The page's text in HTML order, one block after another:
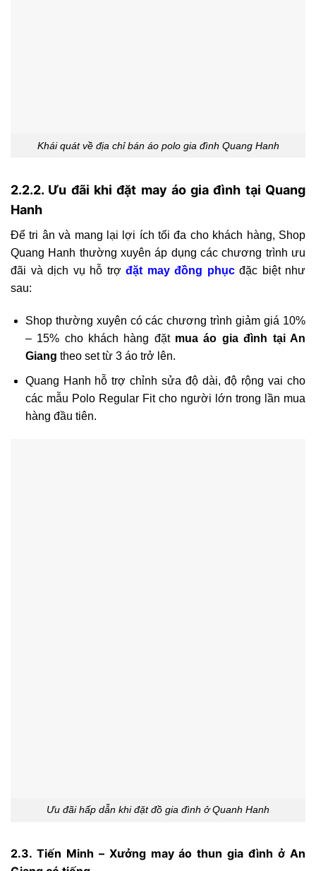
Khái quát về địa chỉ bán áo polo gia đình Quang Hanh
2.2.2. Ưu đãi khi đặt may áo gia đình tại Quang
Hanh
Để tri ân và mang lại lợi ích tối đa cho khách hàng, Shop
Quang Hanh thường xuyên áp dụng các chương trình ưu
đãi và dịch vụ hỗ trợ đặt may đồng phục đặc biệt như
sau:
Shop thường xuyên có các chương trình giảm giá 10%
– 15% cho khách hàng đặtmua áo gia đình tại An
Giang theo set từ 3 áo trở lên.
Quang Hanh hỗ trợ chỉnh sửa độ dài, độ rộng vai cho
các mẫu Polo Regular Fit cho người lớn trong lần mua
hàng đầu tiên.
Ưu đãi hấp dẫn khi đặt đồ gia đình ở Quanh Hanh
2.3. Tiến Minh – Xưởng may áo thun gia đình ở An